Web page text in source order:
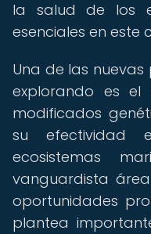
la salud de los
esenciales en este
Una de las
explorando es el
modificados
su efectividad
ecosistemas
vanguardista
oportunidades
plantea